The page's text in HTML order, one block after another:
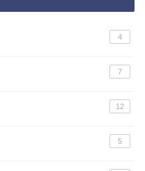
4
7
12
5